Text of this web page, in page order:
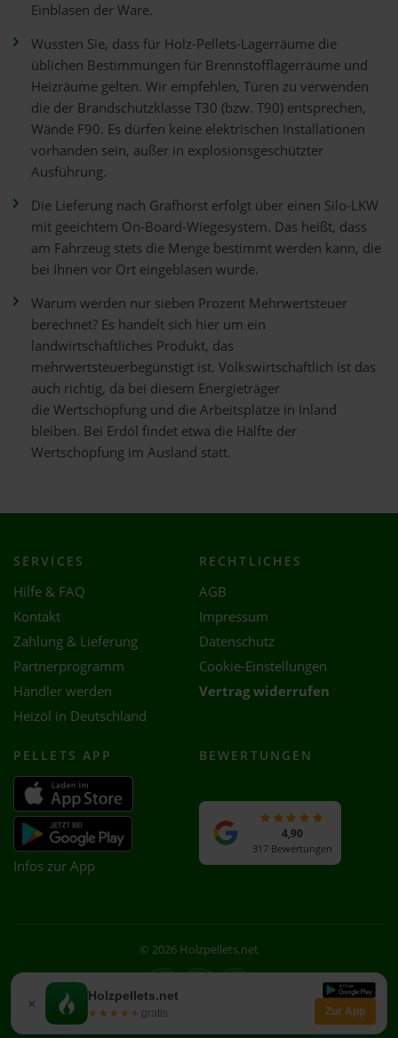
Einblasen der Ware.
Wussten Sie, dass für Holz-Pellets-Lagerräume die
üblichen Bestimmungen für Brennstofflagerräume und
Heizräume gelten. Wir empfehlen, Türen zu verwenden
die der Brandschutzklasse T30 (bzw. T90) entsprechen,
Wände F90. Es dürfen keine elektrischen Installationen
vorhanden sein, außer in explosionsgeschützter
Ausführung.
Die Lieferung nach Grafhorst erfolgt über einen Silo-LKW
mit geeichtem On-Board-Wiegesystem. Das heißt, dass
am Fahrzeug stets die Menge bestimmt werden kann, die
bei Ihnen vor Ort eingeblasen wurde.
Warum werden nur sieben Prozent Mehrwertsteuer
berechnet? Es handelt sich hier um ein
landwirtschaftliches Produkt, das
mehrwertsteuerbegünstigt ist. Volkswirtschaftlich ist das
auch richtig, da bei diesem Energieträger
die Wertschöpfung und die Arbeitsplätze in Inland
bleiben. Bei Erdöl findet etwa die Hälfte der
Wertschöpfung im Ausland statt.
× Holzpellets.net
★★★★★
★★★★★ gratis Zur App
SERVICES
Hilfe & FAQ
Kontakt
Zahlung & Lieferung
Partnerprogramm
Händler werden
Heizöl in Deutschland
RECHTLICHES
AGB
Impressum
Datenschutz
Cookie-Einstellungen
Vertrag widerrufen
PELLETS APP
Infos zur App
BEWERTUNGEN
4,90
317 Bewertungen
© 2026 Holzpellets.net
Facebook